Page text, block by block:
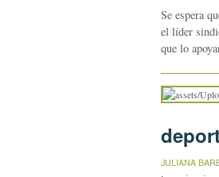
Se espera
el líder
que lo
JULIANA